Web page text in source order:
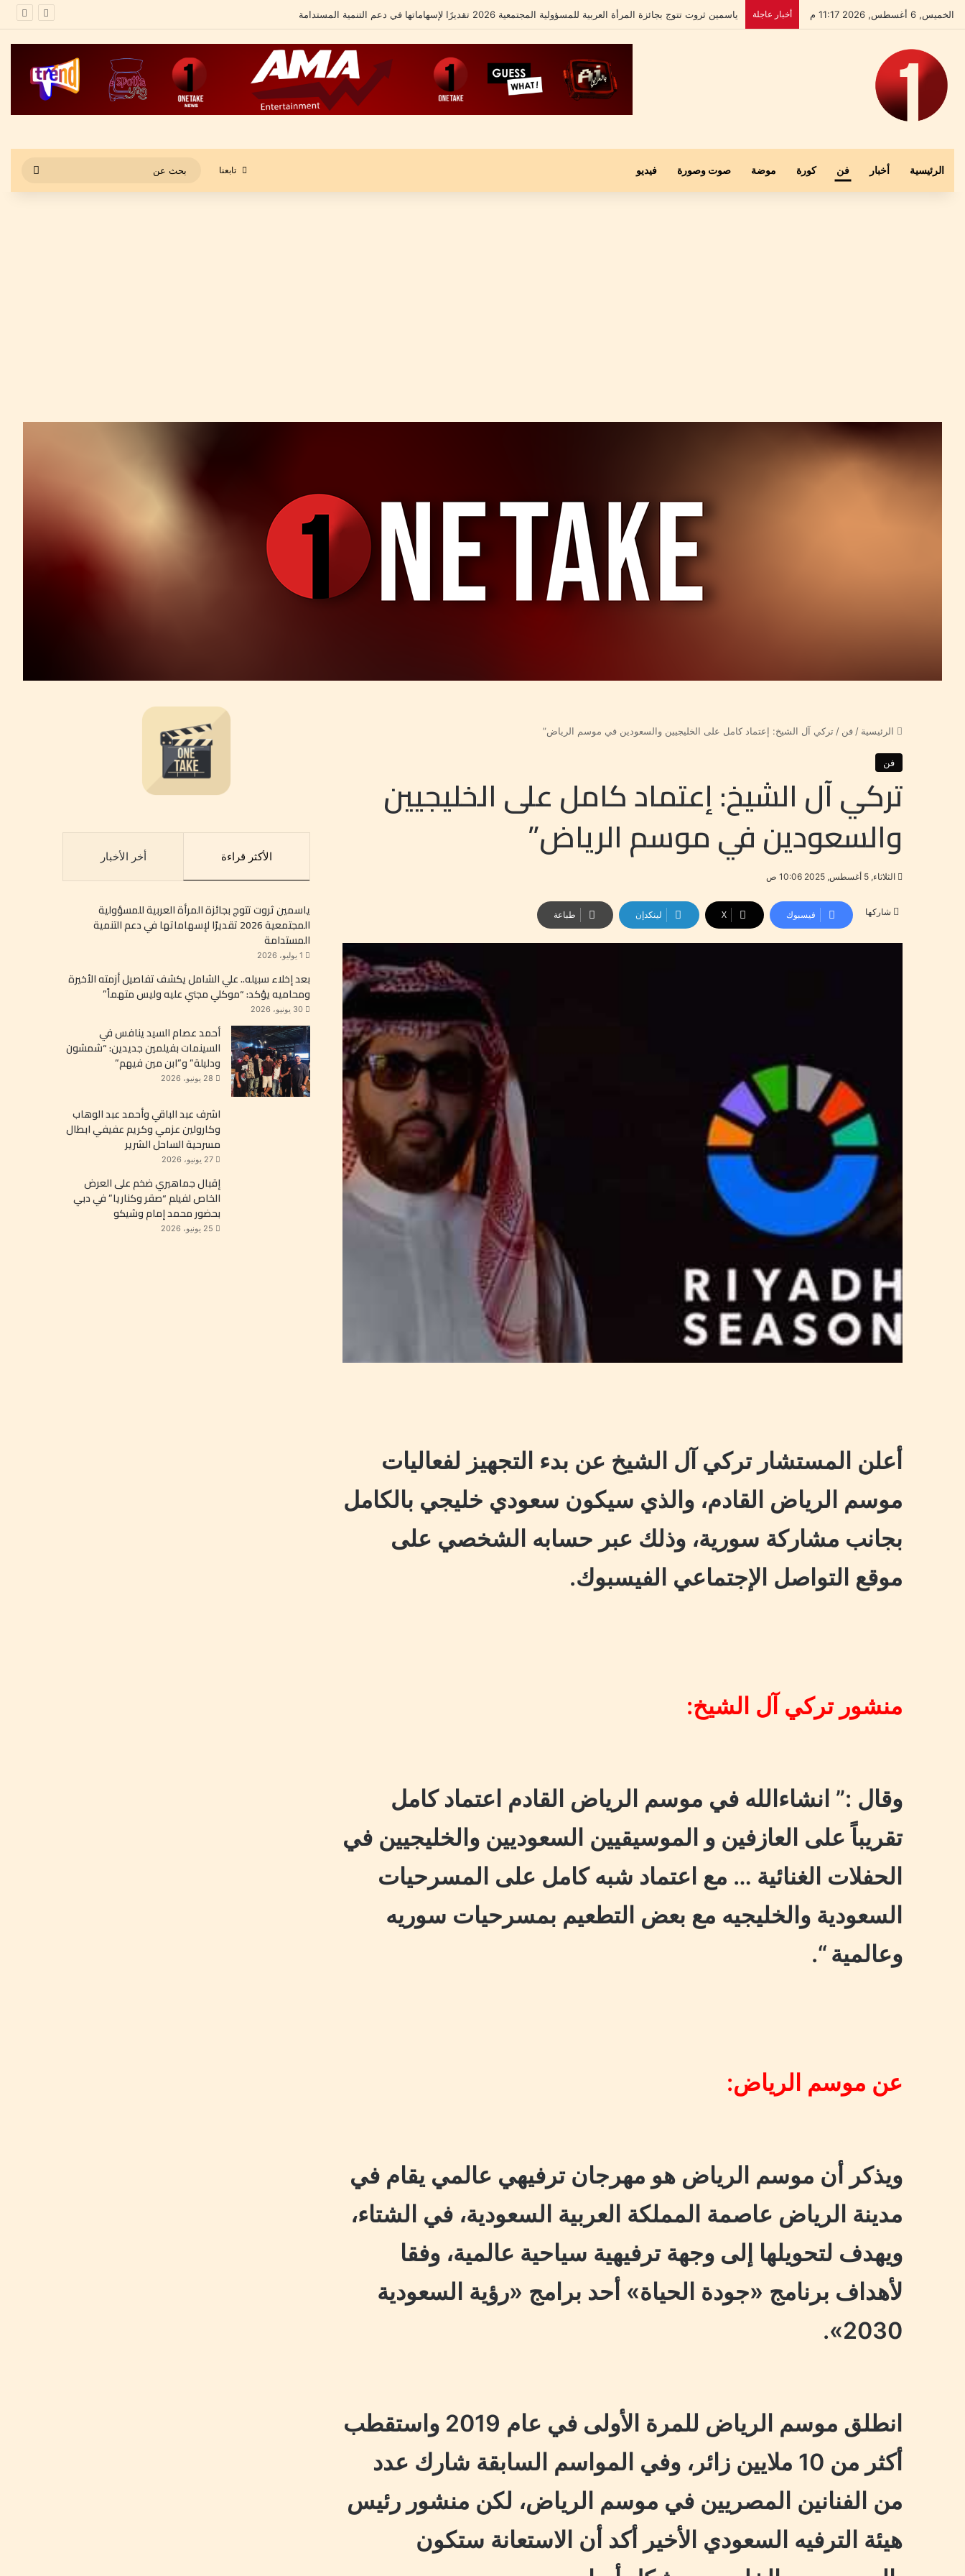
الخميس, 6 أغسطس, 2026 11:17 م أخبار عاجلة بعد إخلاء سبيله.. علي الشامل يكشف تفاصيل أزمته الأخيرة ومحاميه يؤكد: “موكلي مجني عليه وليس متهماً”
الرئيسية أخبار فن كورة موضة صوت وصورة فيديو تابعنا
عن
الرئيسية / فن / تركي آل الشيخ: إعتماد كامل على الخليجيين والسعودين في موسم الرياض”
فن
تركي آل الشيخ: إعتماد كامل على الخليجيين
والسعودين في موسم الرياض”
الثلاثاء, 5 أغسطس, 2025 10:06 ص
شاركها فيسبوك ‫X لينكدإن طباعة
أعلن المستشار تركي آل الشيخ عن بدء التجهيز لفعاليات
موسم الرياض القادم، والذي سيكون سعودي خليجي بالكامل
بجانب مشاركة سورية، وذلك عبر حسابه الشخصي على
موقع التواصل الإجتماعي الفيسبوك.
منشور تركي آل الشيخ:
وقال :” ‏انشاءالله في موسم الرياض القادم اعتماد كامل
تقريباً على العازفين و الموسيقيين السعوديين والخليجيين في
الحفلات الغنائية … مع اعتماد شبه كامل على المسرحيات
السعودية والخليجيه مع بعض التطعيم بمسرحيات سوريه
وعالمية “.
عن موسم الرياض:
ويذكر أن موسم الرياض هو مهرجان ترفيهي عالمي يقام في
مدينة الرياض عاصمة المملكة العربية السعودية، في الشتاء،
ويهدف لتحويلها إلى وجهة ترفيهية سياحية عالمية، وفقا
لأهداف برنامج «جودة الحياة» أحد برامج «رؤية السعودية
2030».
انطلق موسم الرياض للمرة الأولى في عام 2019 واستقطب
أكثر من 10 ملايين زائر، وفي المواسم السابقة شارك عدد
من الفنانين المصريين في موسم الرياض، لكن منشور رئيس
هيئة الترفيه السعودي الأخير أكد أن الاستعانة ستكون
الأكثر قراءة أخر الأخبار
ياسمين ثروت تتوج بجائزة المرأة العربية للمسؤولية
المجتمعية 2026 تقديرًا لإسهاماتها في دعم التنمية
المستدامة
1 يوليو، 2026
بعد إخلاء سبيله.. علي الشامل يكشف تفاصيل أزمته الأخيرة
ومحاميه يؤكد: “موكلي مجني عليه وليس متهماً”
30 يونيو، 2026
أحمد عصام السيد ينافس في
السينمات بفيلمين جديدين: “شمشون
ودليلة” و”ابن مين فيهم”
28 يونيو، 2026
اشرف عبد الباقي وأحمد عبد الوهاب
وكارولين عزمي وكريم عفيفي ابطال
مسرحية الساحل الشرير
27 يونيو، 2026
إقبال جماهيري ضخم على العرض
الخاص لفيلم “صقر وكناريا” في دبي
بحضور محمد إمام وشيكو
25 يونيو، 2026